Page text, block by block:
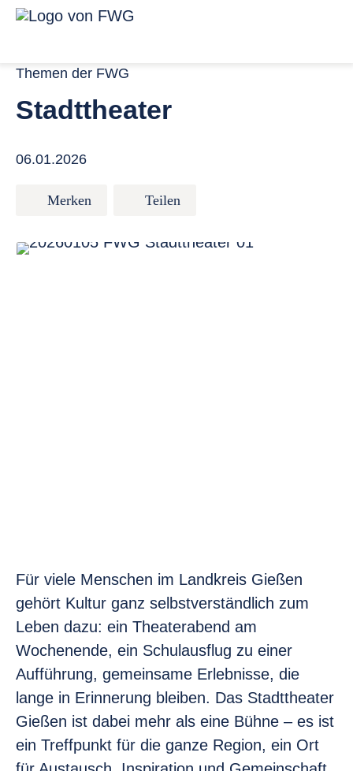
Zum Inhalt springen
Themen der FWG
Stadttheater
06.01.2026
Merken Teilen
Für viele Menschen im Landkreis Gießen
gehört Kultur ganz selbstverständlich zum
Leben dazu: ein Theaterabend am
Wochenende, ein Schulausflug zu einer
Aufführung, gemeinsame Erlebnisse, die
lange in Erinnerung bleiben. Das Stadttheater
Gießen ist dabei mehr als eine Bühne – es ist
ein Treffpunkt für die ganze Region, ein Ort